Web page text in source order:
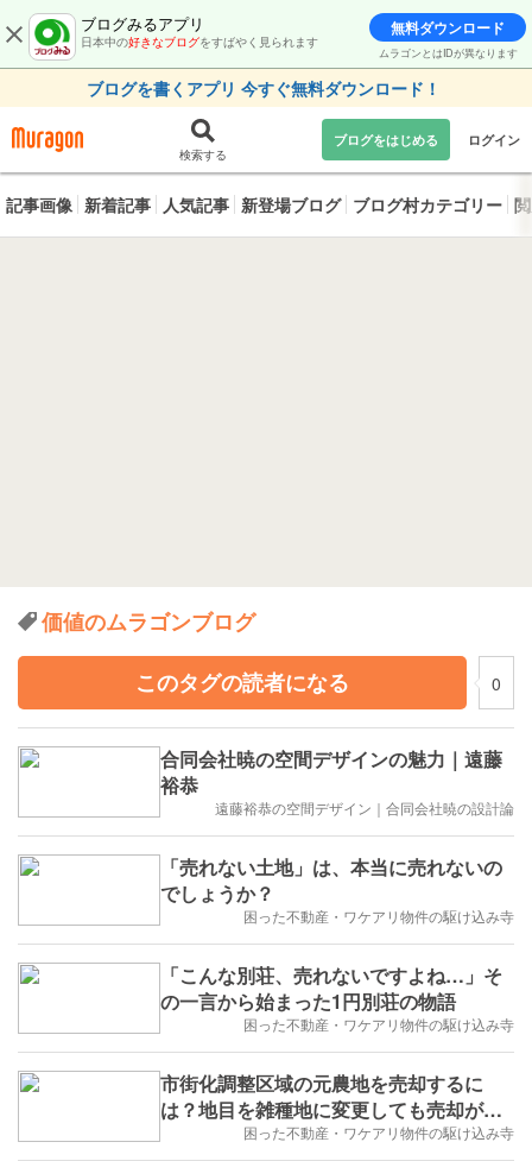
ブログみるアプリ
日本中の好きなブログをすばやく見られます
無料ダウンロード
ムラゴンとはIDが異なります
ブログを書くアプリ 今すぐ無料ダウンロード！
検索する
ブログをはじめる ログイン
記事画像 新着記事 人気記事 新登場ブログ ブログ村カテゴリー
価値のムラゴンブログ
このタグの読者になる
0
合同会社暁の空間デザインの魅力｜遠藤
裕恭
遠藤裕恭の空間デザイン｜合同会社暁の設計論
「売れない土地」は、本当に売れないの
でしょうか？
困った不動産・ワケアリ物件の駆け込み寺
「こんな別荘、売れないですよね…」そ
の一言から始まった1円別荘の物語
困った不動産・ワケアリ物件の駆け込み寺
市街化調整区域の元農地を売却するに
は？地目を雑種地に変更しても売却が難
困った不動産・ワケアリ物件の駆け込み寺